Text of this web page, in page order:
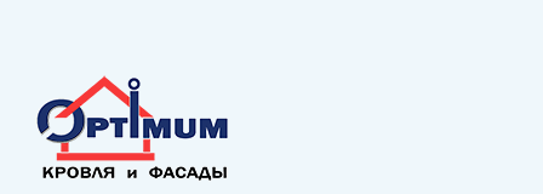
Double-
RR
32-